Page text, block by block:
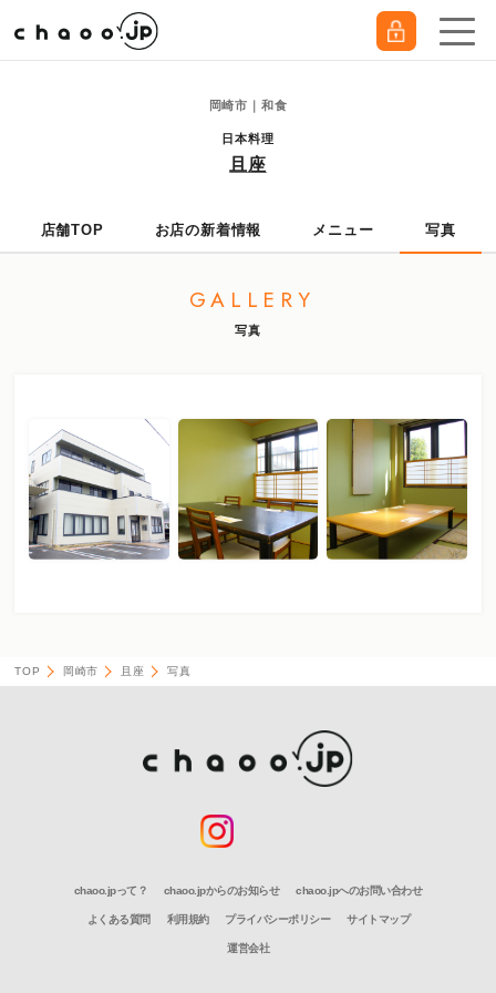
岡崎市｜和食
日本料理
且座
店舗TOP お店の新着情報 メニュー 写真
GALLERY
写真
TOP 岡崎市 且座 写真
chaoo.jpって？ chaoo.jpからのお知らせ chaoo.jpへのお問い合わせ
よくある質問 利用規約 プライバシーポリシー サイトマップ
運営会社